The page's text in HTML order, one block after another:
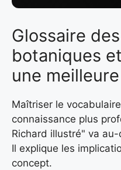
Glossaire
botaniques
une
Maîtriser le
connaissance plus
Richard illustré" va
Il explique les
concept.